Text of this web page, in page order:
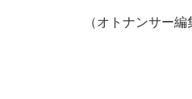
（オトナンサー編